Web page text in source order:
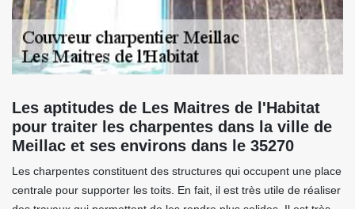
Les aptitudes de Les Maitres de l'Habitat
pour traiter les charpentes dans la ville de
Meillac et ses environs dans le 35270
Les charpentes constituent des structures qui occupent une place
centrale pour supporter les toits. En fait, il est très utile de réaliser